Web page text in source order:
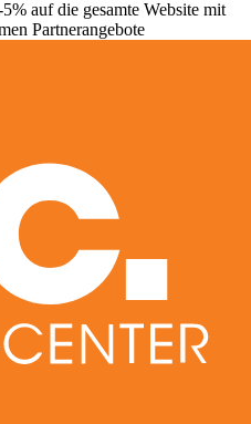
auf die gesamte Website mit
Partnerangebote